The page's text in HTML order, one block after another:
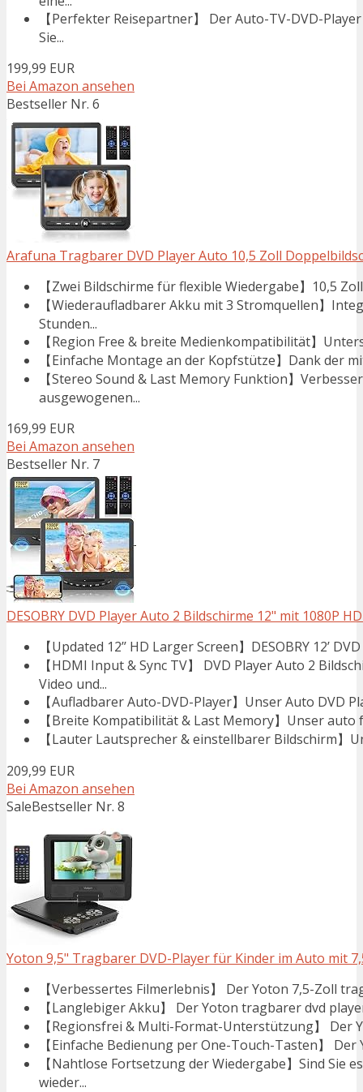
【Perfekter Reisepartner】 Der Auto-TV-DVD-
Sie...
199,99 EUR
Bei Amazon ansehen
Bestseller Nr. 6
Arafuna Tragbarer DVD Player Auto 10,5 Zoll
【Zwei Bildschirme für flexible Wiedergabe】10,5
【Wiederaufladbarer Akku mit 3 Stromquellen】
Stunden...
【Region Free & breite Medienkompatibilität】
【Einfache Montage an der Kopfstütze】Dank der
【Stereo Sound & Last Memory Funktion】
ausgewogenen...
169,99 EUR
Bei Amazon ansehen
Bestseller Nr. 7
DESOBRY DVD Player Auto 2 Bildschirme 12" mit 1080P
【Updated 12’’ HD Larger Screen】DESOBRY 12’
【HDMI Input & Sync TV】 DVD Player Auto 2
Video und...
【Aufladbarer Auto-DVD-Player】Unser Auto DVD
【Breite Kompatibilität & Last Memory】Unser
【Lauter Lautsprecher & einstellbarer Bildschirm
209,99 EUR
Bei Amazon ansehen
SaleBestseller Nr. 8
Yoton 9,5" Tragbarer DVD-Player für Kinder im Auto mit
【Verbessertes Filmerlebnis】 Der Yoton 7,5-Zoll
【Langlebiger Akku】 Der Yoton tragbarer dvd
【Regionsfrei & Multi-Format-Unterstützung】
【Einfache Bedienung per One-Touch-Tasten】
【Nahtlose Fortsetzung der Wiedergabe】Sind Sie
wieder...